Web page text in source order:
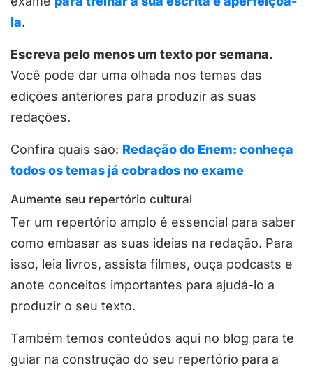
la.
Escreva pelo menos um texto por semana.
Você pode dar uma olhada nos temas das
edições anteriores para produzir as suas
redações.
Confira quais são: Redação do Enem: conheça
todos os temas já cobrados no exame
Aumente seu repertório cultural
Ter um repertório amplo é essencial para saber
como embasar as suas ideias na redação. Para
isso, leia livros, assista filmes, ouça podcasts e
anote conceitos importantes para ajudá-lo a
produzir o seu texto.
Também temos conteúdos aqui no blog para te
guiar na construção do seu repertório para a